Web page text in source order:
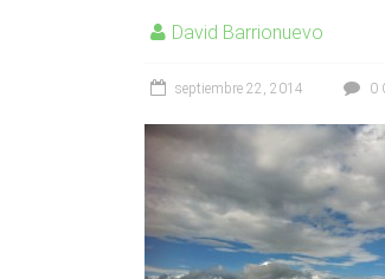
David Barrionuevo
septiembre 22, 2014 0